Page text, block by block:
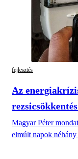
fejlesztés
Az
Magyar Péter
elmúlt napok